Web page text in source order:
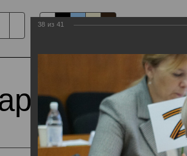
38 из 41